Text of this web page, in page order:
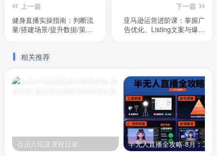
上一篇
健身直播实操指南：判断流
量/搭建场景/提升数据/策划
下一篇
亚马逊运营进阶课：掌握广
告优化、Listing文案与爆款
相关推荐
会员介绍及课程目录